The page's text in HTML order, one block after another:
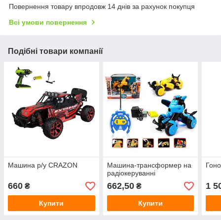
Повернення товару впродовж 14 днів за рахунок покупця
Всі умови повернення
Подібні товари компанії
Машина р/у CRAZON
660 ₴
Купити
Машина-трансформер на
радіокеруванні
662,50₴
Купити
1